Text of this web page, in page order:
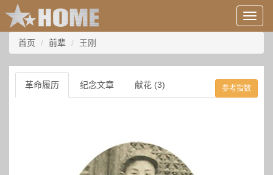
用
户
息/
登
录
等
首页 前辈 王刚
革命履历 纪念文章 献花 (3) 参考指数